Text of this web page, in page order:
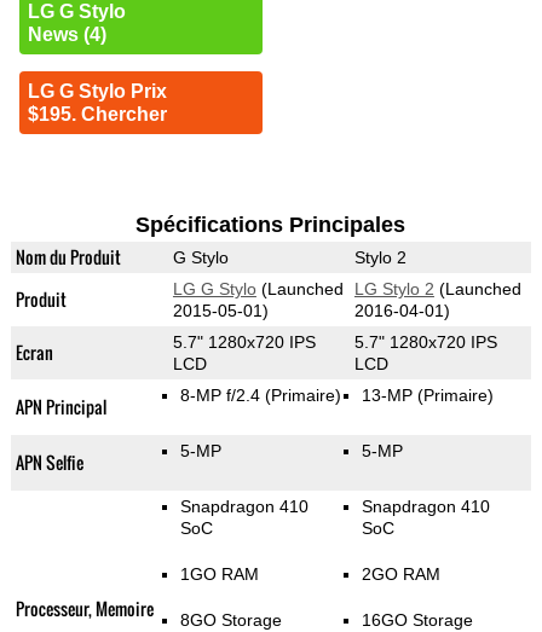
LG G Stylo
News (4)
LG G Stylo Prix
$195. Chercher
Spécifications Principales
Nom du Produit G Stylo Stylo 2
Produit LG G Stylo(Launched
2015-05-01)
LG Stylo 2 (Launched
2016-04-01)
Ecran
5.7" 1280x720 IPS
LCD
5.7" 1280x720 IPS
LCD
APN Principal 8-MP f/2.4 (Primaire) 13-MP (Primaire)
APN Selfie 5-MP 5-MP
Processeur, Memoire
Snapdragon 410
SoC
1GO RAM
8GO Storage
Snapdragon 410
SoC
2GO RAM
16GO Storage